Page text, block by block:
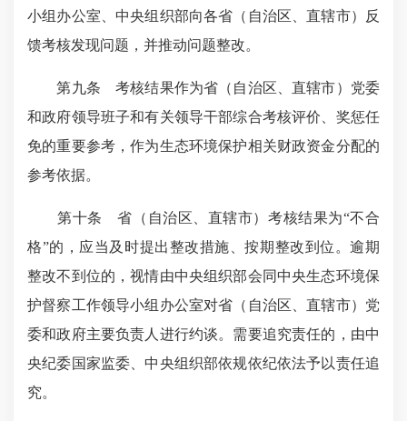
小组办公室、中央组织部向各省（自治区、直辖市）反
馈考核发现问题，并推动问题整改。
第九条 考核结果作为省（自治区、直辖市）党委
和政府领导班子和有关领导干部综合考核评价、奖惩任
免的重要参考，作为生态环境保护相关财政资金分配的
参考依据。
第十条 省（自治区、直辖市）考核结果为“不合
格”的，应当及时提出整改措施、按期整改到位。逾期
整改不到位的，视情由中央组织部会同中央生态环境保
护督察工作领导小组办公室对省（自治区、直辖市）党
委和政府主要负责人进行约谈。需要追究责任的，由中
央纪委国家监委、中央组织部依规依纪依法予以责任追
究。